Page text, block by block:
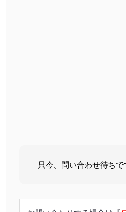
只今、問い合わせ待ちで